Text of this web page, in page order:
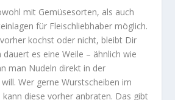
mit Gemüsesorten, als auch
für Fleischliebhaber möglich.
kochst oder nicht, bleibt Dir
dauert es eine Weile – ähnlich wie
man Nudeln direkt in der
Wer gerne Wurstscheiben im
diese vorher anbraten. Das gibt